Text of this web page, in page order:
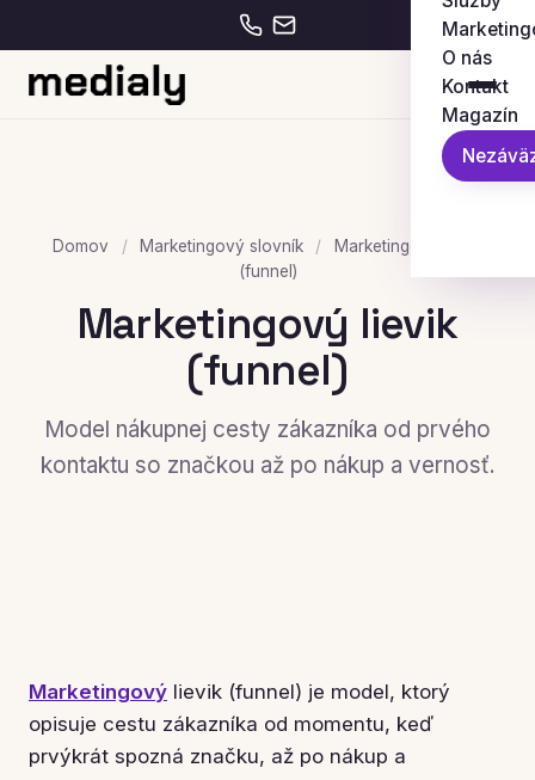
O nás
Kontakt
Magazín
Domov / Marketingový slovník /
Marketingový lievik
(funnel)
Marketingový lievik
(funnel)
Model nákupnej cesty zákazníka od prvého
kontaktu so značkou až po nákup a vernosť.
Marketingový lievik (funnel) je model, ktorý
opisuje cestu zákazníka od momentu, keď
prvýkrát spozná značku, až po nákup a